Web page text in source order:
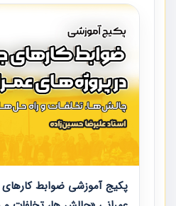
پکیج آموزشی ضوابط